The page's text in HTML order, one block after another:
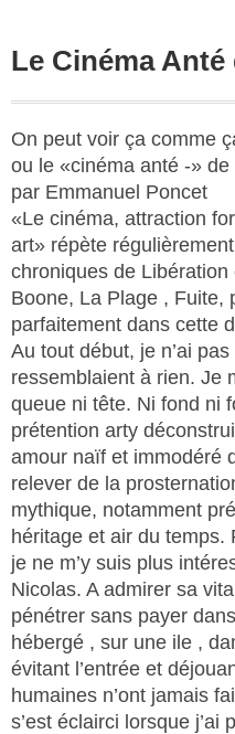
Le Cinéma
On peut voir ça comme
ou le «cinéma anté -»
par Emmanuel Poncet
«Le cinéma, attraction
art» répète
chroniques de
Boone, La Plage , Fuite,
parfaitement dans cette
Au tout début, je n’ai
ressemblaient à rien. Je
queue ni tête. Ni fond ni
prétention arty
amour naïf et immodéré
relever de la
mythique, notamment
héritage et air du
je ne m’y suis plus
Nicolas. A admirer sa
pénétrer sans payer
hébergé , sur une ile ,
évitant l’entrée et
humaines n’ont jamais
s’est éclairci lorsque